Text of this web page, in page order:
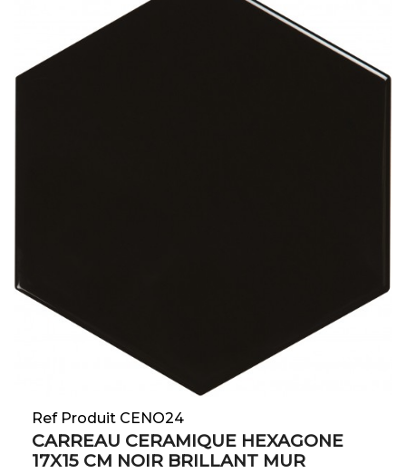
Ref Produit CENO24
CARREAU CERAMIQUE HEXAGONE
17X15 CM NOIR BRILLANT MUR